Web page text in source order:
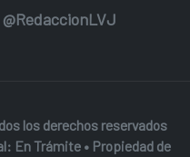
@RedaccionLVJ
los derechos reservados
En Trámite • Propiedad de